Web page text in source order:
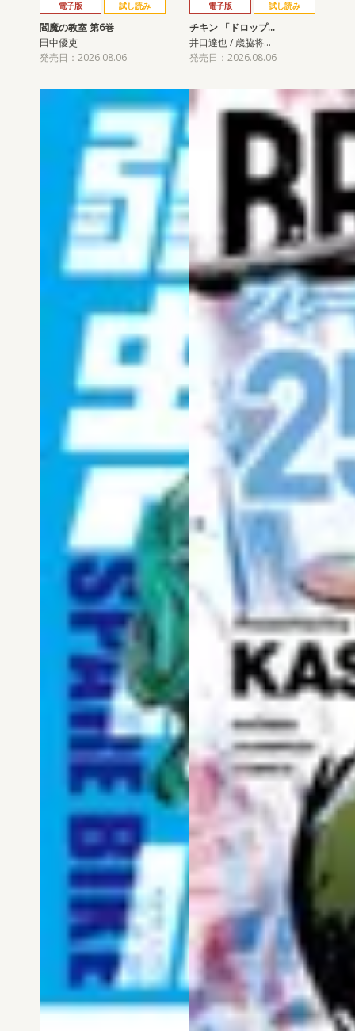
電子版 試し読み
閻魔の教室 第6巻
田中優吏
発売日：2026.08.06
電子版 試し読み
チキン 「ドロップ…
井口達也 / 歳脇将…
発売日：2026.08.06